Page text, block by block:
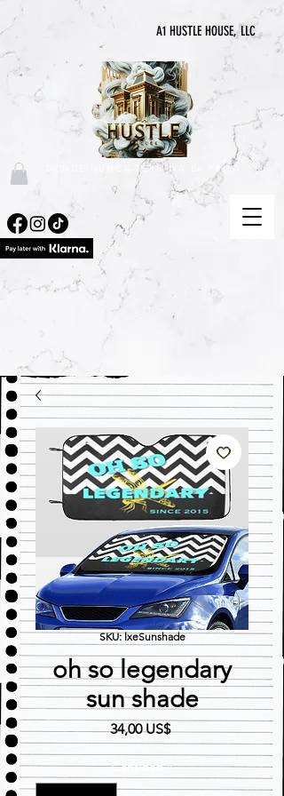
A1 HUSTLE HOUSE, LLC
"DONDE NUNCA TERMINA LA PRISA"
SKU: lxeSunshade
oh so legendary
sun shade
34,00 US$Precio
Cantidad *